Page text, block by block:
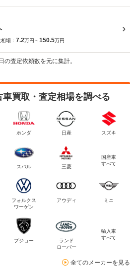
場： 7.2万円～150.5万円
査定依頼数を元に集計。
車買取・査定相場を調べる
ホンダ 日産 スズキ
スバル 三菱
国産車
すべて
フォルクス
ワーゲン
アウディ ミニ
プジョー
ランド
ローバー
輸入車
すべて
全てのメーカーを見る